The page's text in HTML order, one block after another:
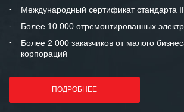
«Инженерной
лет успеха и
Международный сертификат стандарта
Более 10 000 отремонтированных
Более 2 000 заказчиков от малого
корпораций
ПОДРОБНЕЕ